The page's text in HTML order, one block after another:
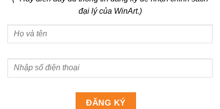
đại lý của WinArt.)